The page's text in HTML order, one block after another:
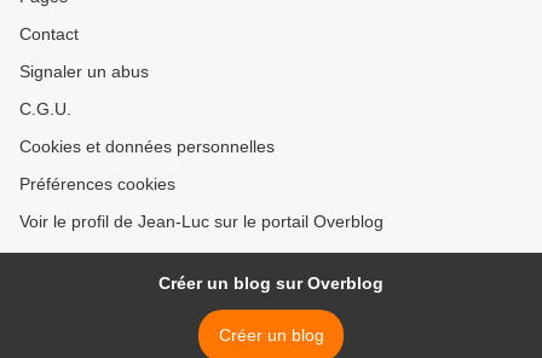
Contact
Signaler un abus
C.G.U.
Cookies et données personnelles
Préférences cookies
Voir le profil de Jean-Luc sur le portail Overblog
Créer un blog sur Overblog
Créer un blog